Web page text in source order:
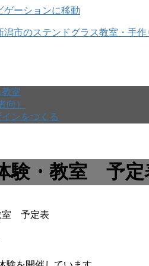
ゲーションに移動
室
向）
ンをつくる
験・教室 予定
室 予定表